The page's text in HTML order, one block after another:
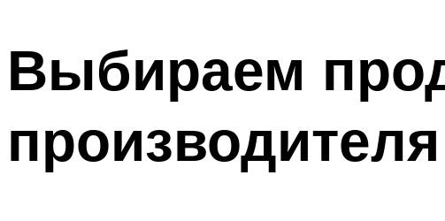
Выбираем
производителя